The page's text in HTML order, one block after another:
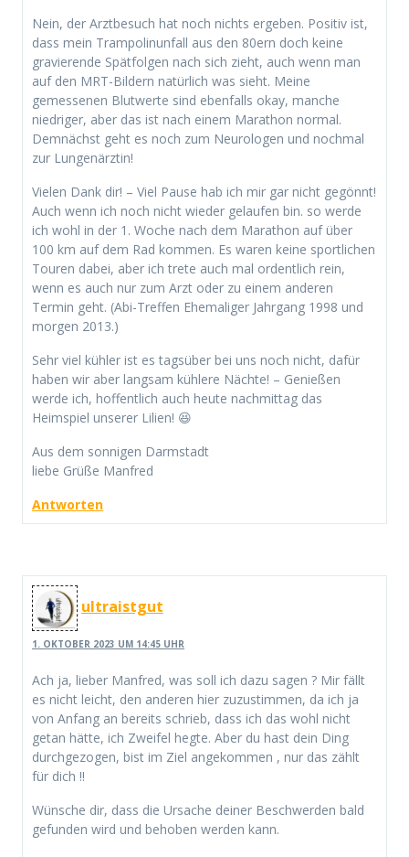
Nein, der Arztbesuch hat noch nichts ergeben. Positiv ist,
dass mein Trampolinunfall aus den 80ern doch keine
gravierende Spätfolgen nach sich zieht, auch wenn man
auf den MRT-Bildern natürlich was sieht. Meine
gemessenen Blutwerte sind ebenfalls okay, manche
niedriger, aber das ist nach einem Marathon normal.
Demnächst geht es noch zum Neurologen und nochmal
zur Lungenärztin!
Vielen Dank dir! – Viel Pause hab ich mir gar nicht gegönnt!
Auch wenn ich noch nicht wieder gelaufen bin. so werde
ich wohl in der 1. Woche nach dem Marathon auf über
100 km auf dem Rad kommen. Es waren keine sportlichen
Touren dabei, aber ich trete auch mal ordentlich rein,
wenn es auch nur zum Arzt oder zu einem anderen
Termin geht. (Abi-Treffen Ehemaliger Jahrgang 1998 und
morgen 2013.)
Sehr viel kühler ist es tagsüber bei uns noch nicht, dafür
haben wir aber langsam kühlere Nächte! – Genießen
werde ich, hoffentlich auch heute nachmittag das
Heimspiel unserer Lilien! 😆
Aus dem sonnigen Darmstadt
liebe Grüße Manfred
Antworten
ultraistgut
1. OKTOBER 2023 UM 14:45 UHR
Ach ja, lieber Manfred, was soll ich dazu sagen ? Mir fällt
es nicht leicht, den anderen hier zuzustimmen, da ich ja
von Anfang an bereits schrieb, dass ich das wohl nicht
getan hätte, ich Zweifel hegte. Aber du hast dein Ding
durchgezogen, bist im Ziel angekommen , nur das zählt
für dich !!
Wünsche dir, dass die Ursache deiner Beschwerden bald
gefunden wird und behoben werden kann.